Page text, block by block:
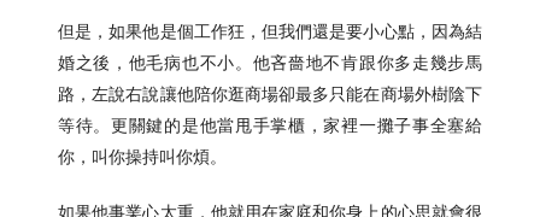
但是，如果他是個工作狂，但我們還是要小心點，因為結
婚之後，他毛病也不小。他吝嗇地不肯跟你多走幾步馬
路，左說右說讓他陪你逛商場卻最多只能在商場外樹陰下
等待。更關鍵的是他當甩手掌櫃，家裡一攤子事全塞給
你，叫你操持叫你煩。
如果他事業心太重，他就用在家庭和你身上的心思就會很